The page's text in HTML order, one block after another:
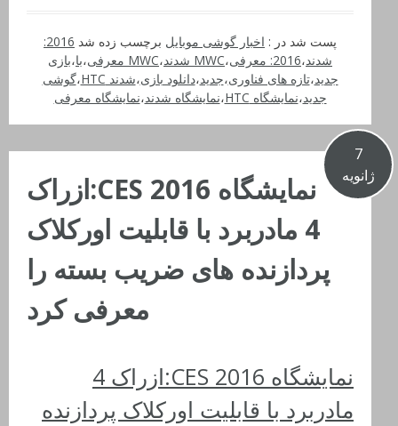
پست شد در : اخبار گوشی موبایل برچسب زده شد
2016:
شدند،2016: معرفی ،MWC شدند ،MWC معرفی ،با،بازی
جدید،تازه های فناوری،جدید،دانلود بازی،شدند HTC ،گوشی
جدید،نمایشگاه HTC ،نمایشگاه شدند،نمایشگاه معرفی
7
ژانویه
نمایشگاه CES 2016:ازراک
4 مادربرد با قابلیت اورکلاک
پردازنده های ضریب بسته را
معرفی کرد
نمایشگاه CES 2016:ازراک 4
مادربرد با قابلیت اورکلاک پردازنده